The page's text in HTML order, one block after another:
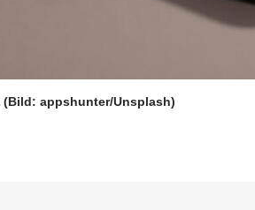
(Bild: appshunter/Unsplash)